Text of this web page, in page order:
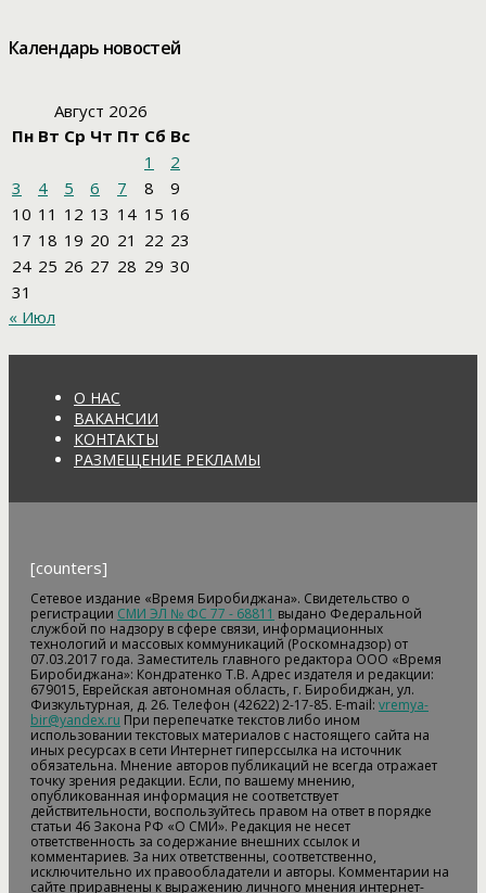
Календарь новостей
Август 2026
Пн Вт Ср Чт Пт Сб Вс
1
2
3
4 5 6 7 8
9
10 11 12 13 14 15 16
17 18 19 20 21 22 23
24 25 26 27 28 29 30
31
« Июл
О НАС
ВАКАНСИИ
КОНТАКТЫ
РАЗМЕЩЕНИЕ РЕКЛАМЫ
[counters]
Сетевое издание «Время Биробиджана». Свидетельство о
регистрации СМИ ЭЛ № ФС 77 - 68811 выдано Федеральной
службой по надзору в сфере связи, информационных
технологий и массовых коммуникаций (Роскомнадзор) от
07.03.2017 года. Заместитель главного редактора ООО «Время
Биробиджана»: Кондратенко Т.В. Адрес издателя и редакции:
679015, Еврейская автономная область, г. Биробиджан, ул.
Физкультурная, д. 26. Телефон (42622) 2-17-85. E-mail: vremya-
bir@yandex.ru При перепечатке текстов либо ином
использовании текстовых материалов с настоящего сайта на
иных ресурсах в сети Интернет гиперссылка на источник
обязательна. Мнение авторов публикаций не всегда отражает
точку зрения редакции. Если, по вашему мнению,
опубликованная информация не соответствует
действительности, воспользуйтесь правом на ответ в порядке
статьи 46 Закона РФ «О СМИ». Редакция не несет
ответственность за содержание внешних ссылок и
комментариев. За них ответственны, соответственно,
исключительно их правообладатели и авторы. Комментарии на
сайте приравнены к выражению личного мнения интернет-